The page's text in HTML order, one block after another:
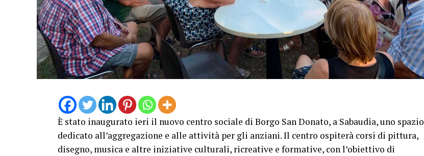
È stato inaugurato ieri il nuovo centro sociale di Borgo San Donato, a Sabaudia, uno spazio
dedicato all’aggregazione e alle attività per gli anziani. Il centro ospiterà corsi di pittura,
disegno, musica e altre iniziative culturali, ricreative e formative, con l’obiettivo di